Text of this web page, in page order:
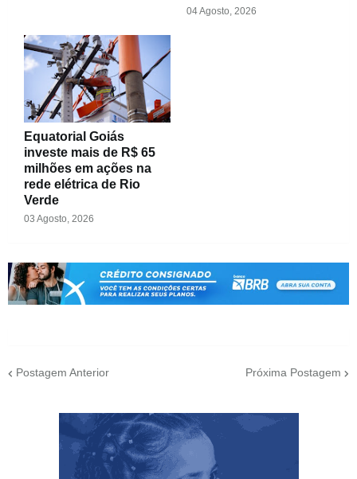
04 Agosto, 2026
Equatorial Goiás
investe mais de R$ 65
milhões em ações na
rede elétrica de Rio
Verde
03 Agosto, 2026
Postagem Anterior Próxima Postagem